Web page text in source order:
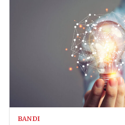
BANDI